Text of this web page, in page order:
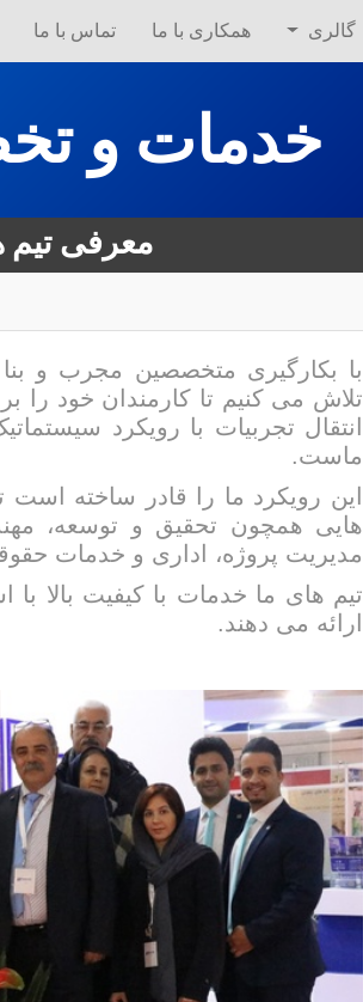
گالری همکاری با ما تماس با ما
خدمات و
معرفی تیم
با بکارگیری متخصصین مجرب و
تلاش می کنیم تا کارمندان خود را
انتقال تجربیات با رویکرد
ماست.
این رویکرد ما را قادر ساخته است
هایی همچون تحقیق و توسعه،
مدیریت پروژه، اداری و خدمات
تیم های ما خدمات با کیفیت بالا
ارائه می دهند.